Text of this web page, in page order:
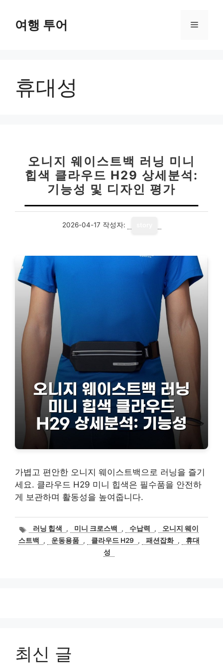
여행 투어 메
휴대성
오니지 웨이스트백 러닝 미니
힙색 클라우드 H29 상세분석:
기능성 및 디자인 평가
2026-04-17 작성자:
가볍고 편안한 오니지 웨이스트백으로 러닝을 즐기
세요. 클라우드 H29 미니 힙색은 필수품을 안전하
게 보관하며 활동성을 높여줍니다.
태
그
러닝 힙색 , 미니 크로스백 , 수납력 ,
오니지 웨이
스트백
, 운동용품 , 클라우드 H29 , 패션잡화 ,
휴대
성
최신 글